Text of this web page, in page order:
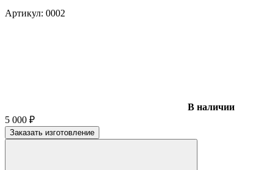
Артикул: 0002
В наличии
5 000 ₽
Заказать изготовление